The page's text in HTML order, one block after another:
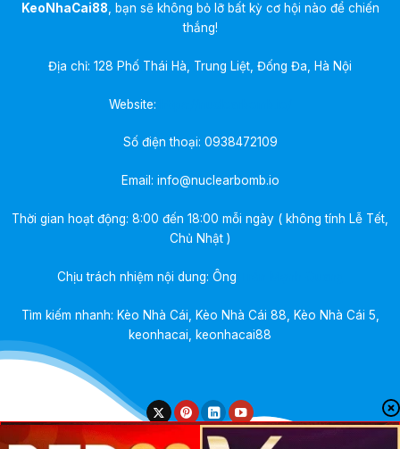
KeoNhaCai88 , bạn sẽ không bỏ lỡ bất kỳ cơ hội nào để chiến
thắng!
Địa chỉ: 128 Phố Thái Hà, Trung Liệt, Đống Đa, Hà Nội
Website:
Số điện thoại: 0938472109
Email: info@nuclearbomb.io
Thời gian hoạt động: 8:00 đến 18:00 mỗi ngày ( không tính Lễ Tết,
Chủ Nhật )
Chịu trách nhiệm nội dung: Ông
Tìm kiếm nhanh: Kèo Nhà Cái, Kèo Nhà Cái 88, Kèo Nhà Cái 5,
keonhacai, keonhacai88